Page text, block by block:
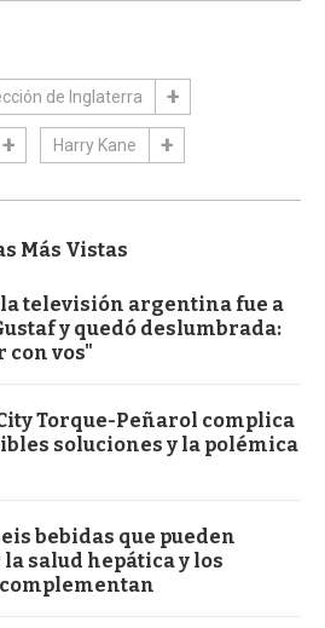
de Inglaterra
Harry Kane
Más Vistas
televisión argentina fue a
y quedó deslumbrada:
con vos"
Torque-Peñarol complica
soluciones y la polémica
bebidas que pueden
salud hepática y los